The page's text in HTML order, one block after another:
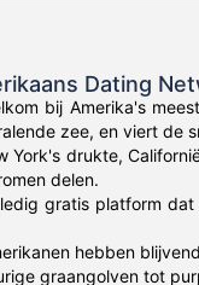
Dating
bij Amerika's
zee, en viert de
York's drukte,
delen.
gratis platform
hebben
graangolven tot